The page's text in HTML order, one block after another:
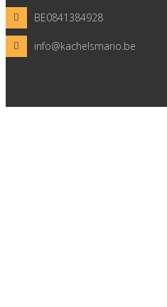
BE0841384928
info@kachelsmario.be